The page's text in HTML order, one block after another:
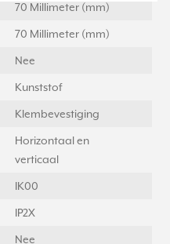
70 Millimeter (mm)
70 Millimeter (mm)
Nee
Kunststof
Klembevestiging
Horizontaal en
verticaal
IK00
IP2X
Nee